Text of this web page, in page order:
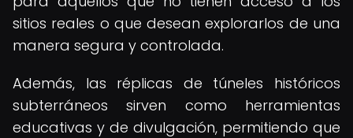
sitios reales o que desean explorarlos de una
manera segura y controlada.
Además, las réplicas de túneles históricos
subterráneos sirven como herramientas
educativas y de divulgación, permitiendo que